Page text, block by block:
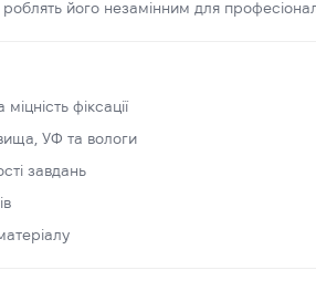
його незамінним для
фіксації
УФ та вологи
завдань